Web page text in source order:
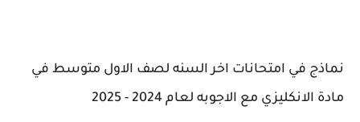
نماذج في امتحانات اخر السنه لصف الاول متوسط في
مادة الانكليزي مع الاجوبه لعام 2024 - 2025